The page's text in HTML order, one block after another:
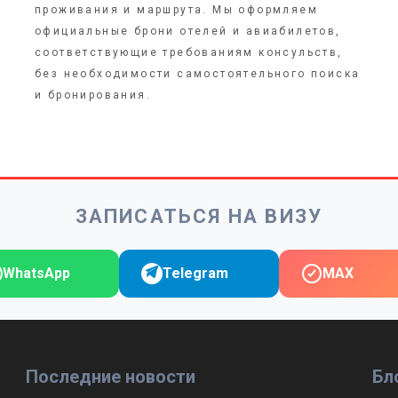
проживания и маршрута. Мы оформляем
официальные брони отелей и авиабилетов,
соответствующие требованиям консульств,
без необходимости самостоятельного поиска
и бронирования.
ЗАПИСАТЬСЯ НА ВИЗУ
WhatsApp Telegram MAX
Последние новости